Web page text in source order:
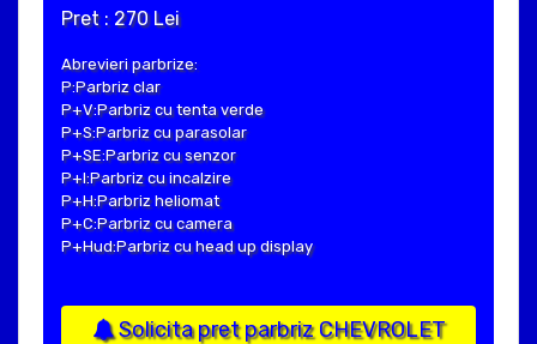
Pret : 270 Lei
Abrevieri parbrize:
P:Parbriz clar
P+V:Parbriz cu tenta verde
P+S:Parbriz cu parasolar
P+SE:Parbriz cu senzor
P+I:Parbriz cu incalzire
P+H:Parbriz heliomat
P+C:Parbriz cu camera
P+Hud:Parbriz cu head up display
Solicita pret parbriz CHEVROLET